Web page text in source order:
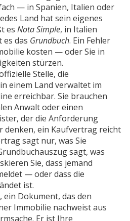
— in Spanien, Italien oder
Land hat sein eigenes
es Nota Simple, in Italien
es das Grundbuch. Ein Fehler
kosten — oder Sie in
stürzen.
Stelle, die
einem Land verwaltet im
erreichbar. Sie brauchen
Anwalt oder einen
der die Anforderung
denken, ein Kaufvertrag reicht
sagt nur, was Sie
sagt, was
Sie, dass jemand
— oder dass die
ist.
, ein Dokument, das den
Immobilie nachweistaus
Er ist Ihre